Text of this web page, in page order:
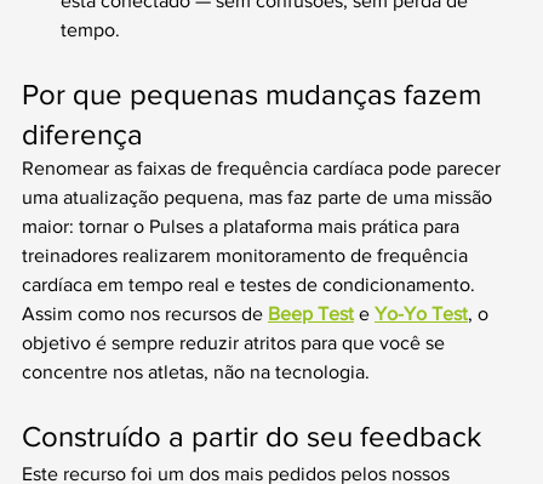
tempo.
Por que pequenas mudanças fazem
diferença
Renomear as faixas de frequência cardíaca pode parecer
uma atualização pequena, mas faz parte de uma missão
maior: tornar o Pulses a plataforma mais prática para
treinadores realizarem monitoramento de frequência
cardíaca em tempo real e testes de condicionamento.
Assim como nos recursos de Beep Test e Yo-Yo Test, o
objetivo é sempre reduzir atritos para que você se
concentre nos atletas, não na tecnologia.
Construído a partir do seu feedback
Este recurso foi um dos mais pedidos pelos nossos